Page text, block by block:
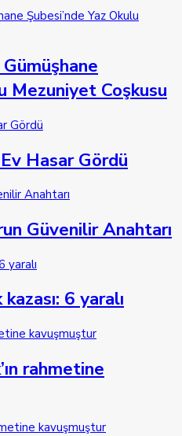
Mezuniyet Coşkusu
Hasar Gördü
Güvenilir Anahtarı
6 yaralı
rahmetine